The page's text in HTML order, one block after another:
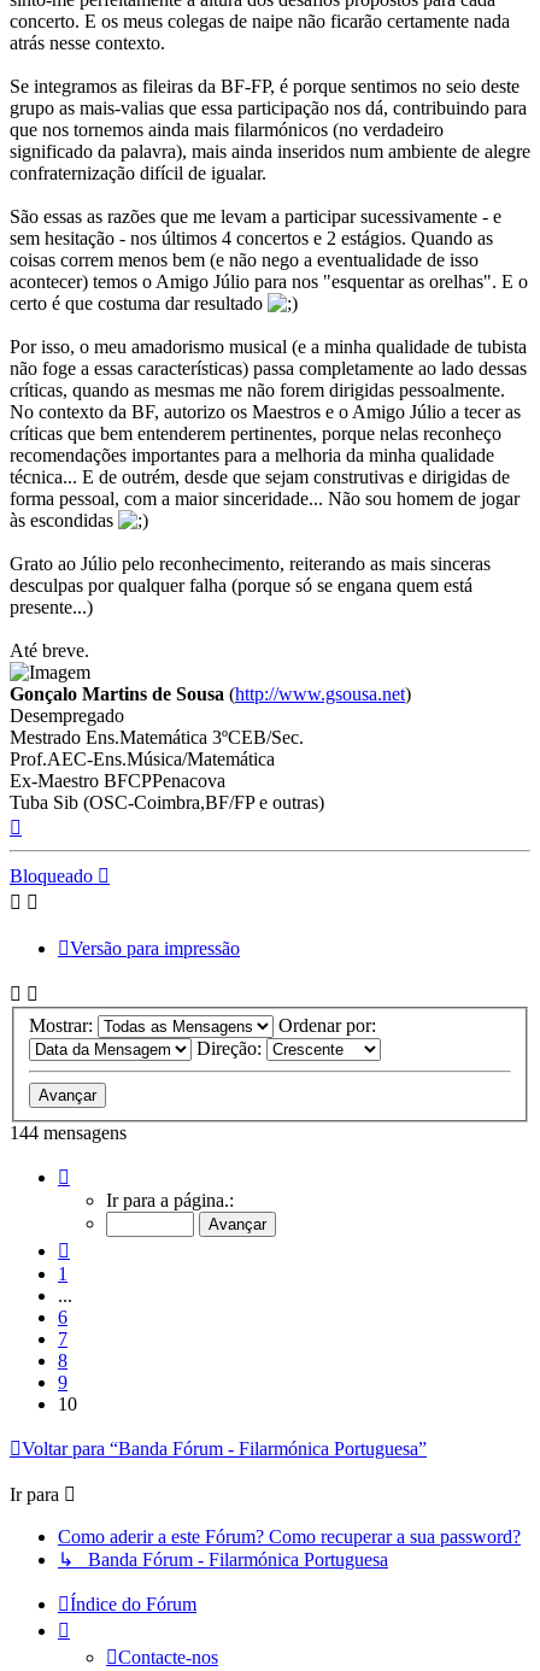
concerto. E os meus colegas de naipe não ficarão certamente nada
atrás nesse contexto.
Se integramos as fileiras da BF-FP, é porque sentimos no seio deste
grupo as mais-valias que essa participação nos dá, contribuindo para
que nos tornemos ainda mais filarmónicos (no verdadeiro
significado da palavra), mais ainda inseridos num ambiente de alegre
confraternização difícil de igualar.
São essas as razões que me levam a participar sucessivamente - e
sem hesitação - nos últimos 4 concertos e 2 estágios. Quando as
coisas correm menos bem (e não nego a eventualidade de isso
acontecer) temos o Amigo Júlio para nos "esquentar as orelhas". E o
certo é que costuma dar resultado
Por isso, o meu amadorismo musical (e a minha qualidade de tubista
não foge a essas características) passa completamente ao lado dessas
críticas, quando as mesmas me não forem dirigidas pessoalmente.
No contexto da BF, autorizo os Maestros e o Amigo Júlio a tecer as
críticas que bem entenderem pertinentes, porque nelas reconheço
recomendações importantes para a melhoria da minha qualidade
técnica... E de outrém, desde que sejam construtivas e dirigidas de
forma pessoal, com a maior sinceridade... Não sou homem de jogar
às escondidas
Grato ao Júlio pelo reconhecimento, reiterando as mais sinceras
desculpas por qualquer falha (porque só se engana quem está
presente...)
Até breve.
Gonçalo Martins de Sousa (http://www.gsousa.net)
Desempregado
Mestrado Ens.Matemática 3ºCEB/Sec.
Prof.AEC-Ens.Música/Matemática
Ex-Maestro BFCPPenacova
Tuba Sib (OSC-Coimbra,BF/FP e outras)
Bloqueado
Versão para impressão
Mostrar:
Ordenar por:
Direção:
144 mensagens
10
Ir para a página.:
1
...
6
7
8
9
10
Voltar para “Banda Fórum - Filarmónica Portuguesa”
Ir para
Como aderir a este Fórum? Como recuperar a sua password?
↳ Banda Fórum - Filarmónica Portuguesa
Índice do Fórum
Contacte-nos